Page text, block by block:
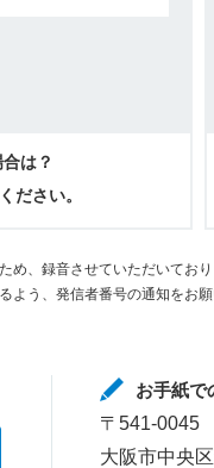
は？
ださい。
、録音させていただいており
よう、発信者番号の通知をお
お手紙で
〒541-0045
大阪市中央